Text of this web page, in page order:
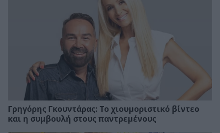
Γρηγόρης Γκουντάρας: Το χιουμοριστικό βίντεο
και η συμβουλή στους παντρεμένους